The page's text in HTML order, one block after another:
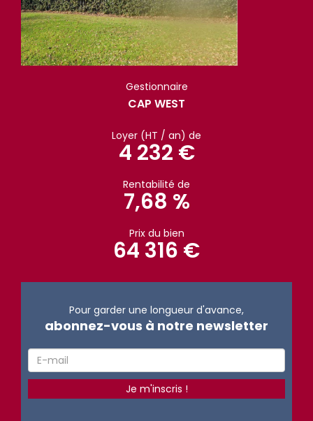
Gestionnaire
CAP WEST
Loyer (HT / an) de
4 232 €
Rentabilité de
7,68 %
Prix du bien
64 316 €
Pour garder une longueur d'avance,
abonnez-vous à notre newsletter